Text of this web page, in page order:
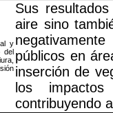
y
del
Sus
aire sino
públicos en
inserción de
los
contribuyendo